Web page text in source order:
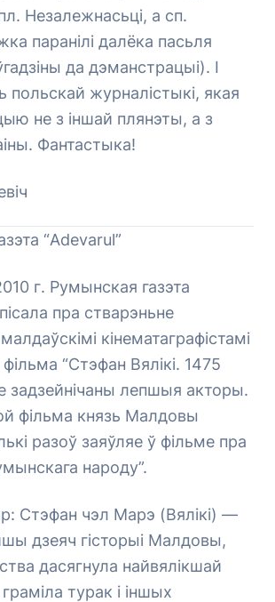
Незалежнасьці, а сп.
паранілі далёка пасьля
да дэманстрацыі). І
польскай журналістыкі, якая
не з іншай плянэты, а з
Фантастыка!
“Adevarul”
г. Румынская газэта
пра стварэньне
кінематаграфістамі
фільма “Стэфан Вялікі. 1475
задзейнічаны лепшыя акторы.
фільма князь Малдовы
разоў заяўляе ў фільме пра
народу”.
Стэфан чэл Марэ (Вялікі) —
дзеяч гісторыі Малдовы,
дасягнула найвялікшай
турак і іншых